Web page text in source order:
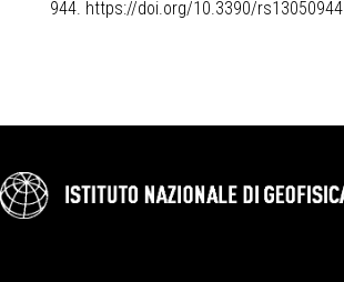
944. https://doi.org/10.3390/rs13050944